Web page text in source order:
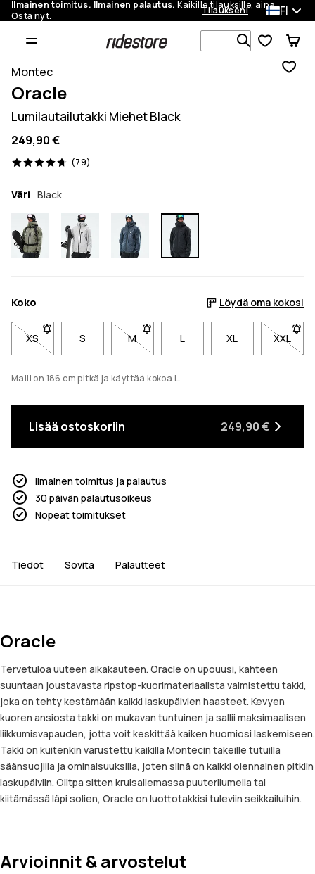
Ilmainen toimitus. Ilmainen palautus. Kaikille tilauksille, aina.
Osta nyt.
Tilaukseni FI
Etsi 1 000+
Montec
Oracle
Lumilautailutakki Miehet Black
249,90 €
(79)
79 arvostelut, 4.7/5
Väri Black
Koko Löydä oma kokosi
XS- Koko XS ei ole saatavilla. Napsauta saadaksesi
S M- Koko M ei ole saatavilla. Napsauta
L XL XXL- Koko
Malli on 186 cm pitkä ja käyttää kokoa L.
Lisää ostoskoriin 249,90 €
Ilmainen toimitus ja palautus
30 päivän palautusoikeus
Nopeat toimitukset
Tiedot Sovita Palautteet
Oracle
Tervetuloa uuteen aikakauteen. Oracle on upouusi, kahteen
suuntaan joustavasta ripstop-kuorimateriaalista valmistettu takki,
joka on tehty kestämään kaikki laskupäivien haasteet. Kevyen
kuoren ansiosta takki on mukavan tuntuinen ja sallii maksimaalisen
liikkumisvapauden, jotta voit keskittää kaiken huomiosi laskemiseen.
Takki on kuitenkin varustettu kaikilla Montecin takeille tutuilla
säänsuojilla ja ominaisuuksilla, joten siinä on kaikki olennainen pitkiin
laskupäiviin. Olitpa sitten kruisailemassa puuterilumella tai
kiitämässä läpi solien, Oracle on luottotakkisi tuleviin seikkailuihin.
Arvioinnit & arvostelut